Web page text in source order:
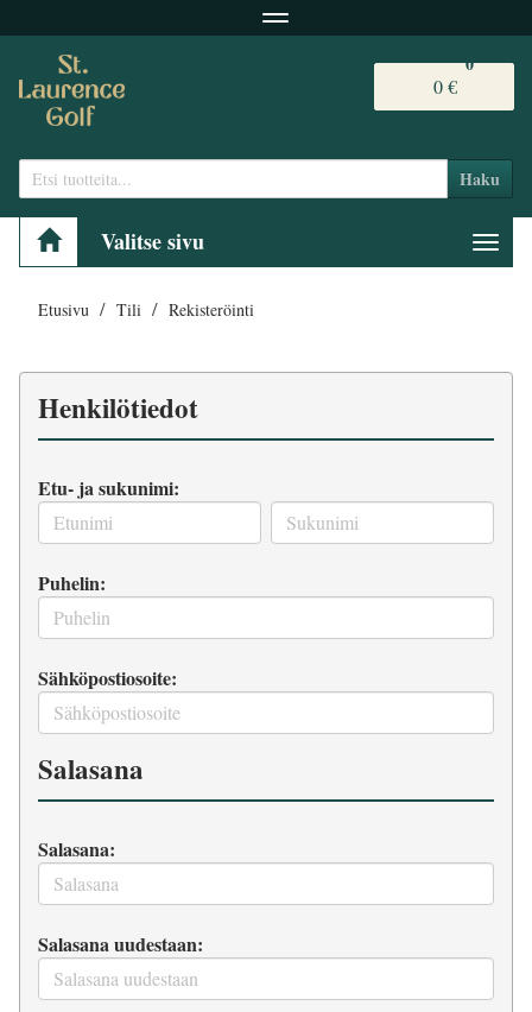
Navigaatio
0 €
0
Haku
Valitse sivu
Etusivu Tili Rekisteröinti
Henkilötiedot
Etu- ja sukunimi:
Puhelin:
Sähköpostiosoite:
Salasana
Salasana:
Salasana uudestaan: